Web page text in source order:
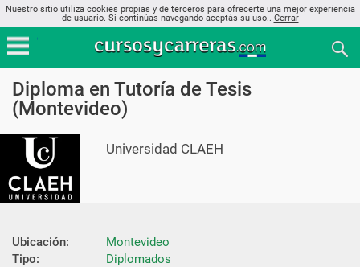
Nuestro sitio utiliza cookies propias y de terceros para ofrecerte una mejor experiencia
de usuario. Si continúas navegando aceptás su uso.. Cerrar
Diploma en Tutoría de Tesis
(Montevideo)
Universidad CLAEH
Ubicación:
Montevideo
Tipo:
Diplomados